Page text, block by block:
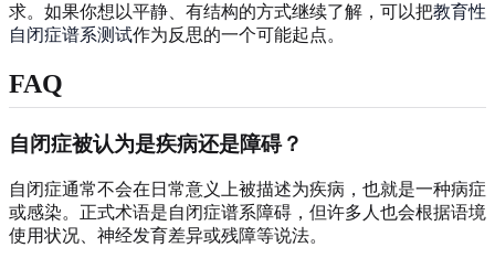
求。如果你想以平静、有结构的方式继续了解，可以把教育性
自闭症谱系测试作为反思的一个可能起点。
FAQ
自闭症被认为是疾病还是障碍？
自闭症通常不会在日常意义上被描述为疾病，也就是一种病症
或感染。正式术语是自闭症谱系障碍，但许多人也会根据语境
使用状况、神经发育差异或残障等说法。